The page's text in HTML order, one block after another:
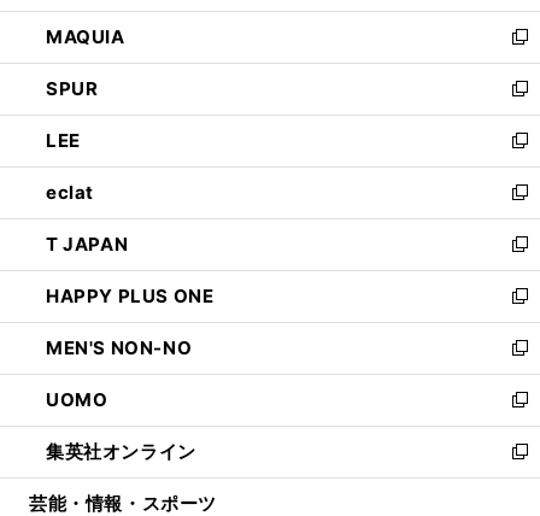
ン
ド
ウ
で
開
く
ウ
ィ
ン
ド
ウ
で
開
く
し
い
ウ
ィ
ン
ド
ウ
で
開
く
MAQUIA
新
し
い
ウ
ィ
ン
ド
ウ
で
開
く
SPUR
新
し
い
ウ
ィ
ン
ド
ウ
で
開
く
LEE
新
し
い
ウ
ィ
ン
ド
ウ
で
開
く
eclat
新
し
い
ウ
ィ
ン
ド
ウ
で
開
く
T JAPAN
新
し
い
ウ
ィ
ン
ド
ウ
で
開
HAPPY PLUS ONE
新
し
い
ウ
ィ
ン
ド
ウ
MEN'S NON-NO
新
し
い
ウ
ィ
ン
UOMO
新
し
い
ウ
集英社オンライン
新
し
芸能・情報・スポーツ